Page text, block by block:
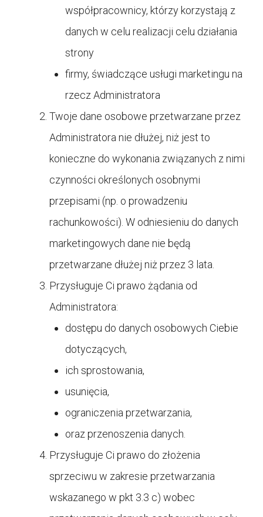
współpracownicy, którzy korzystają z
danych w celu realizacji celu działania
strony
firmy, świadczące usługi marketingu na
rzecz Administratora
Twoje dane osobowe przetwarzane przez
Administratora nie dłużej, niż jest to
konieczne do wykonania związanych z nimi
czynności określonych osobnymi
przepisami (np. o prowadzeniu
rachunkowości). W odniesieniu do danych
marketingowych dane nie będą
przetwarzane dłużej niż przez 3 lata.
Przysługuje Ci prawo żądania od
Administratora:
dostępu do danych osobowych Ciebie
dotyczących,
ich sprostowania,
usunięcia,
ograniczenia przetwarzania,
oraz przenoszenia danych.
Przysługuje Ci prawo do złożenia
sprzeciwu w zakresie przetwarzania
wskazanego w pkt 3.3 c) wobec